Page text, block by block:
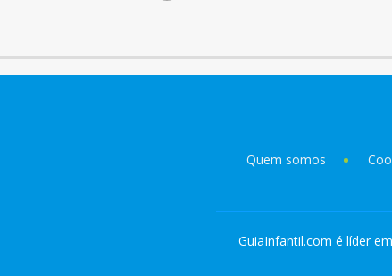
Quem somos
GuiaInfantil.com é líder